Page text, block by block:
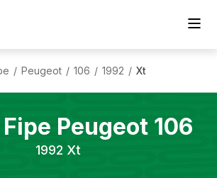
/ Peugeot / 106 / 1992 / Xt
Peugeot 106
1992 Xt